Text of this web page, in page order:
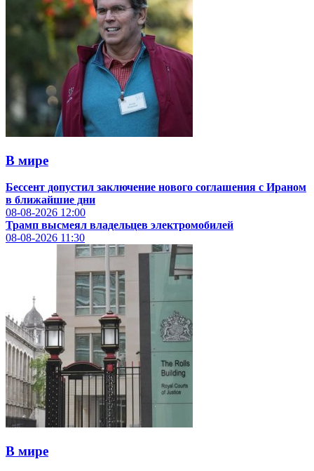
В мире
Бессент допустил заключение нового соглашения с Ираном
в ближайшие дни
08-08-2026 12:00
Трамп высмеял владельцев электромобилей
08-08-2026 11:30
В мире